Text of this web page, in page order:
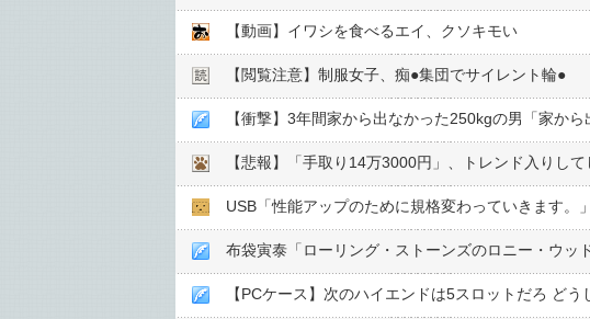
【動画】イワシを食べるエイ、クソキモい
【閲覧注意】制服女子、痴●︎集団でサイレント輪●︎
【衝撃】3年間家から出なかった250kgの男「家から
【悲報】「手取り14万3000円」、トレンド入りし
USB「性能アップのために規格変わっていきます。
布袋寅泰「ローリング・ストーンズのロニー・ウッ
【PCケース】次のハイエンドは5スロットだろ どう